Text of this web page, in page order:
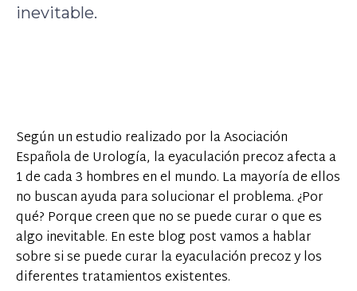
inevitable.
Según un estudio realizado por la Asociación
Española de Urología, la eyaculación precoz afecta a
1 de cada 3 hombres en el mundo. La mayoría de ellos
no buscan ayuda para solucionar el problema. ¿Por
qué? Porque creen que no se puede curar o que es
algo inevitable. En este blog post vamos a hablar
sobre si se puede curar la eyaculación precoz y los
diferentes tratamientos existentes.